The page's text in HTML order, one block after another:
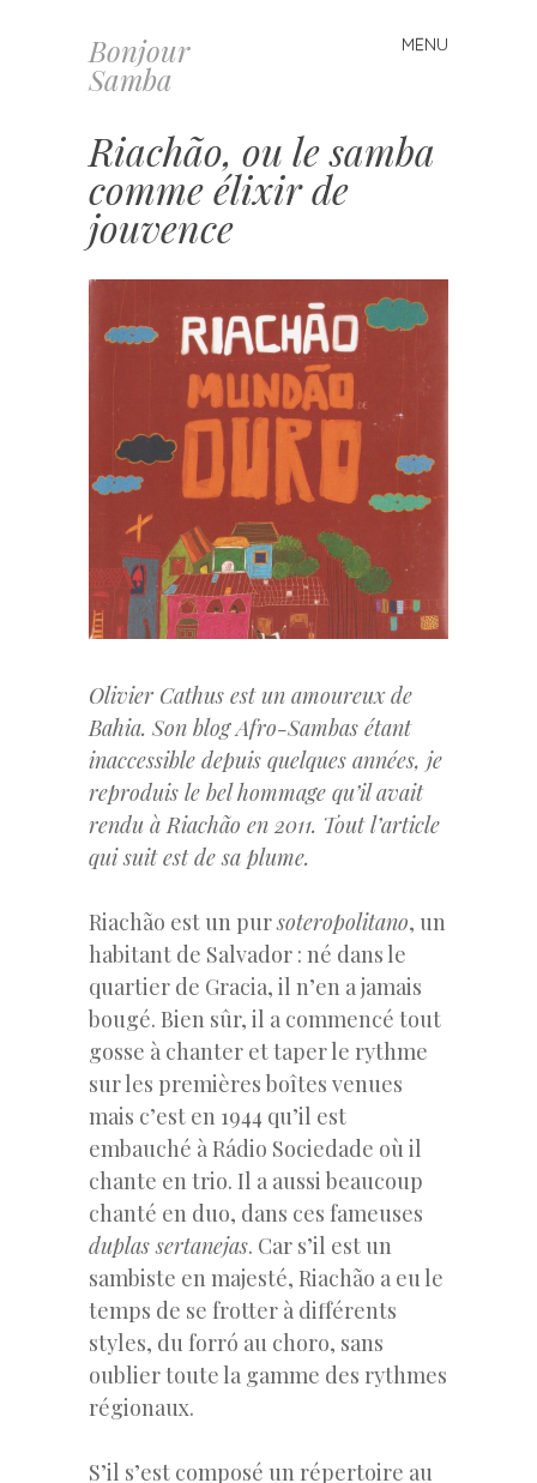
Bonjour
Samba
MENU
Skip
to
Riachão, ou le samba
comme élixir de
jouvence
Olivier Cathus est un amoureux de
Bahia. Son blog Afro-Sambas étant
inaccessible depuis quelques années, je
reproduis le bel hommage qu’il avait
rendu à Riachão en 2011. Tout l’article
qui suit est de sa plume.
Riachão est un pursoteropolitano, un
habitant de Salvador : né dans le
quartier de Gracia, il n’en a jamais
bougé. Bien sûr, il a commencé tout
gosse à chanter et taper le rythme
sur les premières boîtes venues
mais c’est en 1944 qu’il est
embauché à Rádio Sociedade où il
chante en trio. Il a aussi beaucoup
chanté en duo, dans ces fameuses
duplas sertanejas. Car s’il est un
sambiste en majesté, Riachão a eu le
temps de se frotter à différents
styles, du forró au choro, sans
oublier toute la gamme des rythmes
régionaux.
S’il s’est composé un répertoire au